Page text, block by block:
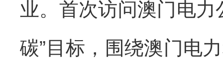
业。首次访问澳门电
碳”目标，围绕澳门电